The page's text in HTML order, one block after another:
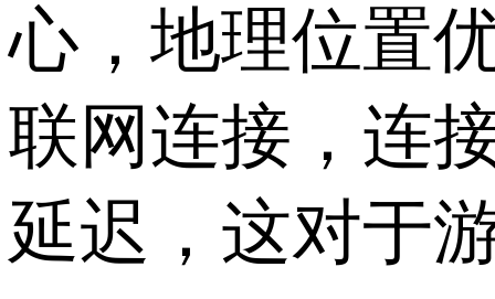
心，地理位置
联网连接，连
延迟，这对于